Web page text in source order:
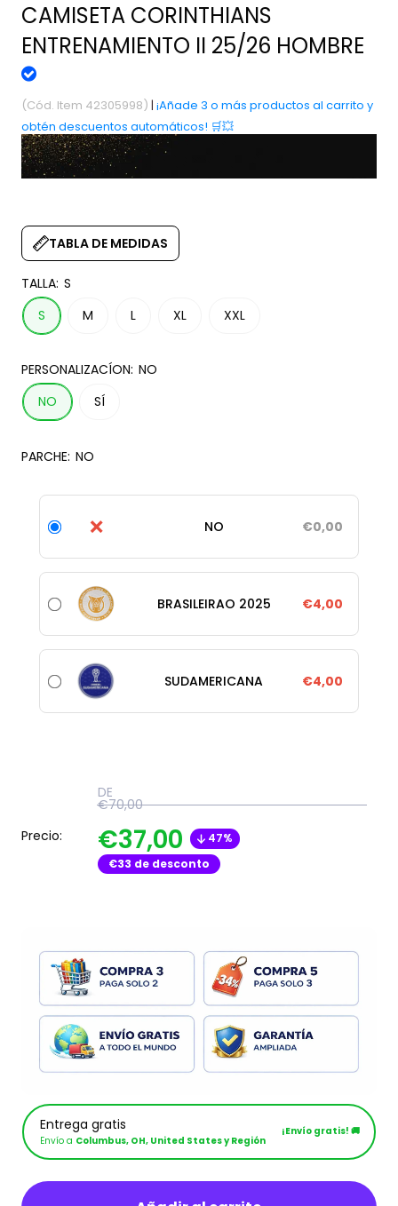
CAMISETA CORINTHIANS
ENTRENAMIENTO II 25/26 HOMBRE
(Cód. Item 42305998) | ¡Añade 3 o más productos al carrito y
obtén descuentos automáticos! 🛒💥
TABLA DE MEDIDAS
TALLA: S
S
M L XL XXL
PERSONALIZACÍON: NO
NO
SÍ
PARCHE: NO
❌ NO €0,00
BRASILEIRAO 2025 €4,00
SUDAMERICANA €4,00
Precio:
DE
€70,00
€37,00
47%
€33 de desconto
Entrega gratis
Envío a Columbus, OH, United States y Región
¡Envío gratis! 🚚